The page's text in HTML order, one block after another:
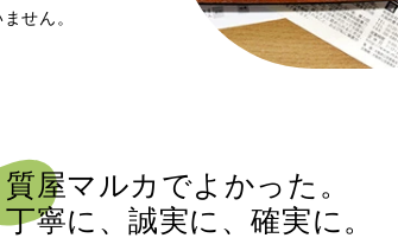
せん。
質屋マルカでよかった。
丁寧に、誠実に、確実に。